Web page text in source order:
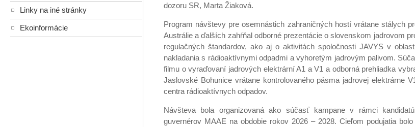
Linky na iné stránky
Ekoinformácie
dozoru SR, Marta Žiaková.
Program návštevy pre osemnástich zahraničných hostí vrátane stálych
Austrálie a ďalších zahŕňal odborné prezentácie o slovenskom jadrovom
regulačných štandardov, ako aj o aktivitách spoločnosti JAVYS v
nakladania s rádioaktívnymi odpadmi a vyhoretým jadrovým palivom.
filmu o vyraďovaní jadrových elektrární A1 a V1 a odborná prehliadka
Jaslovské Bohunice vrátane kontrolovaného pásma jadrovej elektrárne
centra rádioaktívnych odpadov.
Návšteva bola organizovaná ako súčasť kampane v rámci
guvernérov MAAE na obdobie rokov 2026 – 2028. Cieľom podujatia